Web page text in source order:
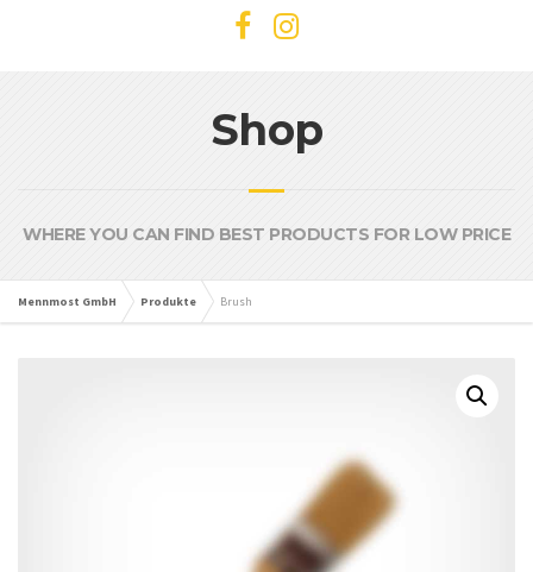
Shop
WHERE YOU CAN FIND BEST PRODUCTS FOR LOW PRICE
Mennmost GmbH Produkte Brush